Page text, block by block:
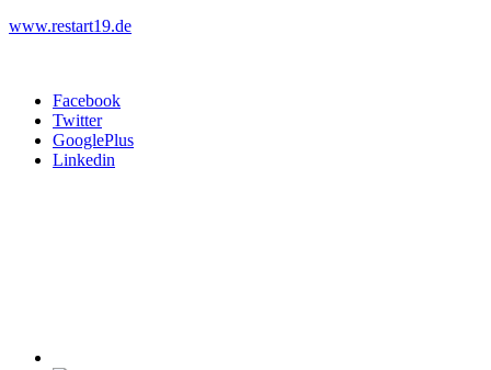
www.restart19.de
Facebook
Twitter
GooglePlus
Linkedin